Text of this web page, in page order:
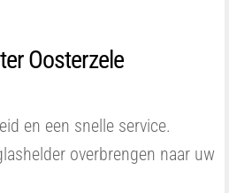
Oosterzele
en een snelle service.
overbrengen naar uw